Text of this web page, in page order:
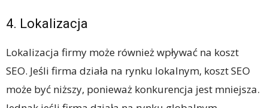
4. Lokalizacja
Lokalizacja firmy może również wpływać na koszt
SEO. Jeśli firma działa na rynku lokalnym, koszt SEO
może być niższy, ponieważ konkurencja jest mniejsza.